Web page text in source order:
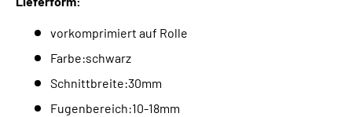
vorkomprimiert auf Rolle
Farbe:schwarz
Schnittbreite:30mm
Fugenbereich:10-18mm